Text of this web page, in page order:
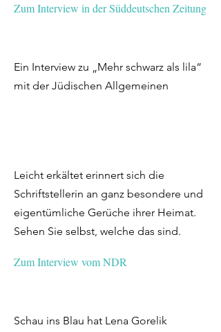
Zum Interview in der Süddeutschen Zeitung
Ein Interview zu „Mehr schwarz als lila“
mit der Jüdischen Allgemeinen
Leicht erkältet erinnert sich die
Schriftstellerin an ganz besondere und
eigentümliche Gerüche ihrer Heimat.
Sehen Sie selbst, welche das sind.
Zum Interview vom NDR
Schau ins Blau hat Lena Gorelik